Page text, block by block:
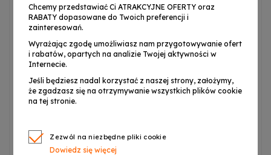
⭐ Biała lycra do parawanu DJ
Elegancki wygląd
Stand4Me DJ Parawan Compact
zawdzięcza również czterem białym, elastycznym
materiałom. Syntetyczna, pokryta ogniotrwałym
preparatem ✅ lycrajest mocowana do stelaża za
pomocą rzepowych pasów przymocowanych do
Dzięki temu
jednolitą
gładką powierzchnię
Chcemy przedstawiać Ci ATRAKCYJNE OFERTY oraz
RABATY dopasowane do Twoich preferencji i
zainteresowań.
Wyrażając zgodę umożliwiasz nam przygotowywanie ofert
i rabatów, opartych na analizie Twojej aktywności w
Internecie.
Jeśli będziesz nadal korzystać z naszej strony, założymy,
że zgadzasz się na otrzymywanie wszystkich plików cookie
na tej stronie.
Zezwól na niezbędne pliki cookie
Dowiedz się więcej